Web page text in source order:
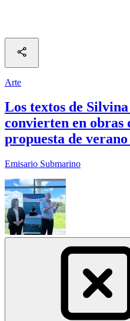
Arte
Los textos de
convierten en obras
propuesta de
Emisario Submarino